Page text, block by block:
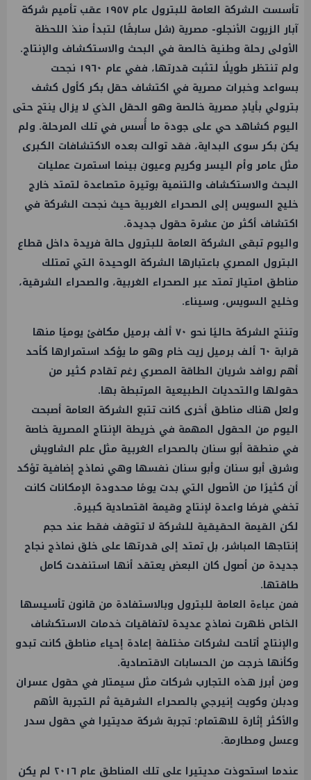
تأسست الشركة العامة للبترول عام ١٩٥٧ عقب تأميم شركة
آبار الزيوت الأنجلو- مصرية (شل سابقًا) لتبدأ منذ اللحظة
الأولى رحلة وطنية خالصة في البحث والاستكشاف والإنتاج.
ولم تنتظر طويلًا لتثبت قدرتها، ففي عام ١٩٦٠ نجحت
بسواعد وخبرات مصرية في اكتشاف حقل بكر كأول كشف
بترولي بأيادٍ مصرية خالصة وهو الحقل الذي لا يزال ينتج حتى
اليوم كشاهد حي على جودة ما أُسس في تلك المرحلة. ولم
يكن بكر سوى البداية، فقد توالت بعده الاكتشافات الكبرى
مثل عامر وأم اليسر وكريم وعيون بينما استمرت عمليات
البحث والاستكشاف والتنمية بوتيرة متصاعدة لتمتد خارج
خليج السويس إلى الصحراء الغربية حيث نجحت الشركة في
اكتشاف أكثر من عشرة حقول جديدة.
واليوم تبقى الشركة العامة للبترول حالة فريدة داخل قطاع
البترول المصري باعتبارها الشركة الوحيدة التي تمتلك
مناطق امتياز تمتد عبر الصحراء الغربية، والصحراء الشرقية،
وخليج السويس، وسيناء.
وتنتج الشركة حاليًا نحو ٧٠ ألف برميل مكافئ يوميًا منها
قرابة ٦٠ ألف برميل زيت خام وهو ما يؤكد استمرارها كأحد
أهم روافد شريان الطاقة المصري رغم تقادم كثير من
حقولها والتحديات الطبيعية المرتبطة بها.
ولعل هناك مناطق أخرى كانت تتبع الشركة العامة أصبحت
اليوم من الحقول المهمة في خريطة الإنتاج المصرية خاصة
في منطقة أبو سنان بالصحراء الغربية مثل علم الشاويش
وشرق أبو سنان وأبو سنان نفسها وهي نماذج إضافية تؤكد
أن كثيرًا من الأصول التي بدت يومًا محدودة الإمكانات كانت
تخفي فرصًا واعدة لإنتاج وقيمة اقتصادية كبيرة.
لكن القيمة الحقيقية للشركة لا تتوقف فقط عند حجم
إنتاجها المباشر، بل تمتد إلى قدرتها على خلق نماذج نجاح
جديدة من أصول كان البعض يعتقد أنها استنفدت كامل
طاقتها.
فمن عباءة العامة للبترول وبالاستفادة من قانون تأسيسها
الخاص ظهرت نماذج عديدة لاتفاقيات خدمات الاستكشاف
والإنتاج أتاحت لشركات مختلفة إعادة إحياء مناطق كانت تبدو
وكأنها خرجت من الحسابات الاقتصادية.
ومن أبرز هذه التجارب شركات مثل سيمتار في حقول عسران
ودبلن وكويت إنيرجي بالصحراء الشرقية ثم التجربة الأهم
والأكثر إثارة للاهتمام: تجربة شركة مديتيرا في حقول سدر
وعسل ومطارمة.
عندما استحوذت مديتيرا على تلك المناطق عام ٢٠١٦ لم يكن